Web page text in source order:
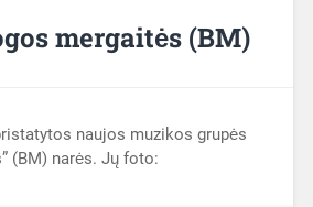
mergaitės (BM)
naujos muzikos grupės
(BM) narės. Jų foto: